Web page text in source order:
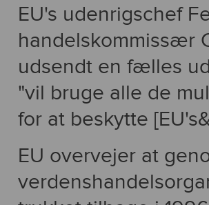
EU's udenrigschef
handelskommissær
udsendt en fælles
"vil bruge alle de
for at beskytte
EU overvejer at